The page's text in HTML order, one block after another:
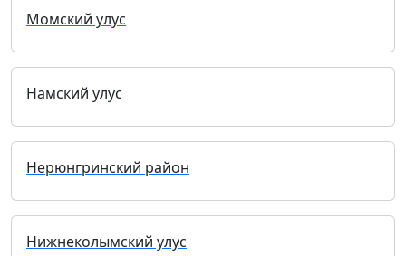
Момский улус
Намский улус
Нерюнгринский район
Нижнеколымский улус